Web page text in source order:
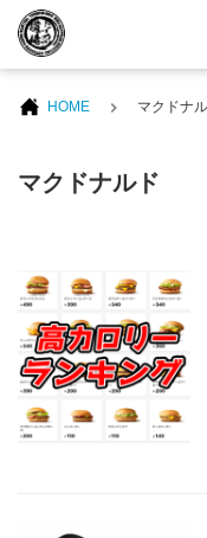
HOME マクドナ
マクドナルド